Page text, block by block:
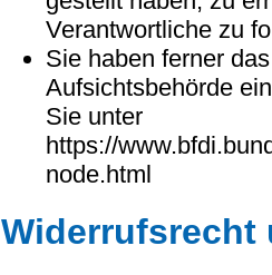
Verantwortliche zu
Sie haben ferner
Aufsichtsbehörde
Sie unter
https://
node.html
Widerrufsrecht